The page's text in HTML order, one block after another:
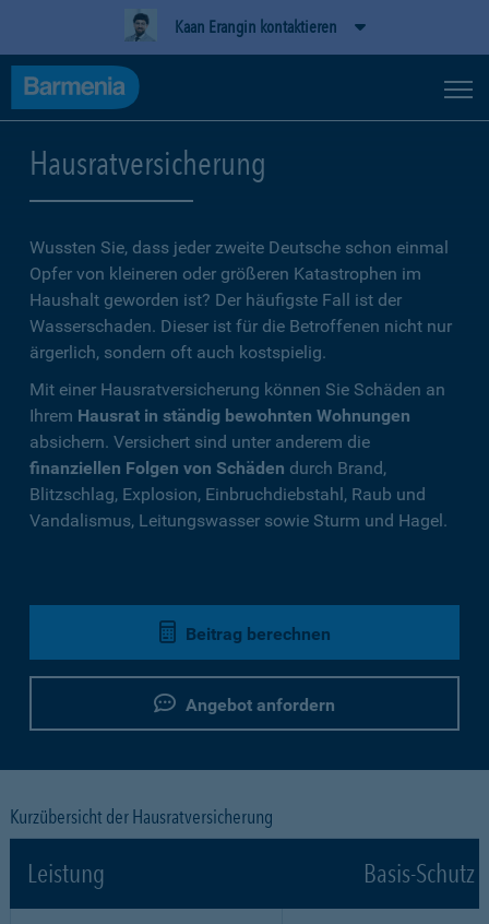
Kaan Erangin kontaktieren
Hausratversicherung
Wussten Sie, dass jeder zweite Deutsche schon einmal
Opfer von kleineren oder größeren Katastrophen im
Haushalt geworden ist? Der häufigste Fall ist der
Wasserschaden. Dieser ist für die Betroffenen nicht nur
ärgerlich, sondern oft auch kostspielig.
Mit einer Hausratversicherung können Sie Schäden an
Ihrem Hausrat in ständig bewohnten Wohnungen
absichern. Versichert sind unter anderem die
finanziellen Folgen von Schäden durch Brand,
Blitzschlag, Explosion, Einbruchdiebstahl, Raub und
Vandalismus, Leitungswasser sowie Sturm und Hagel.
Beitrag berechnen
Angebot anfordern
Kurzübersicht der Hausratversicherung
Leistung Basis-Schutz